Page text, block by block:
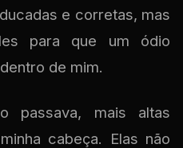
e corretas, mas
para que um ódio
de mim.
passava, mais altas
cabeça. Elas não